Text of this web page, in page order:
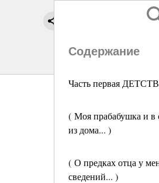
Содержание
Часть первая
( Моя прабабушка и в
из дома... )
( О предках отца у
сведений... )